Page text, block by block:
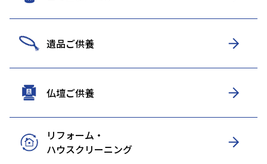
遺品ご供養
仏壇ご供養
リフォーム・
ハウスクリーニング